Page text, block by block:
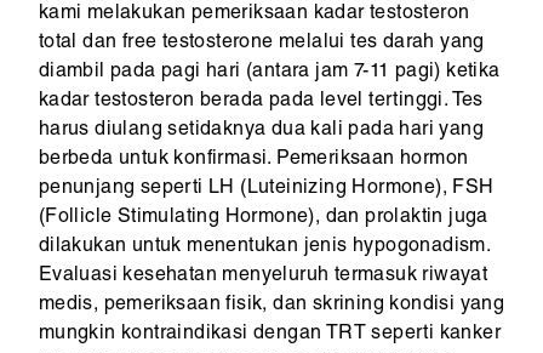
kami melakukan pemeriksaan kadar testosteron
total dan free testosterone melalui tes darah yang
diambil pada pagi hari (antara jam 7-11 pagi) ketika
kadar testosteron berada pada level tertinggi. Tes
harus diulang setidaknya dua kali pada hari yang
berbeda untuk konfirmasi. Pemeriksaan hormon
penunjang seperti LH (Luteinizing Hormone), FSH
(Follicle Stimulating Hormone), dan prolaktin juga
dilakukan untuk menentukan jenis hypogonadism.
Evaluasi kesehatan menyeluruh termasuk riwayat
medis, pemeriksaan fisik, dan skrining kondisi yang
mungkin kontraindikasi dengan TRT seperti kanker